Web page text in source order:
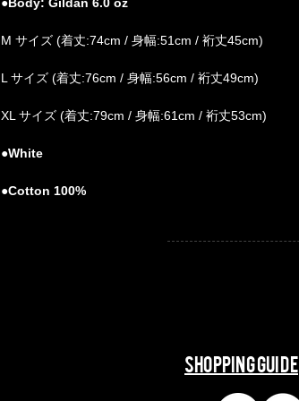
M サイズ (着丈:74cm / 身幅:51cm / 裄丈45cm)
L サイズ (着丈:76cm / 身幅:56cm / 裄丈49cm)
XL サイズ (着丈:79cm / 身幅:61cm / 裄丈53cm)
●White
●Cotton 100%
​​SHOPPING GUIDE